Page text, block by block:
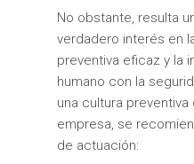
No obstante, resulta
verdadero interés en
preventiva eficaz y la
humano con la
una cultura
empresa, se
de actuación: